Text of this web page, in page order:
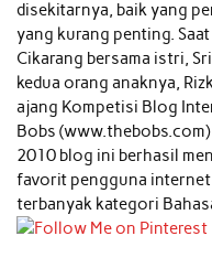
disekitarnya, baik yang
yang kurang penting.
Cikarang bersama istri,
kedua orang anaknya,
ajang Kompetisi Blog
Bobs
2010 blog ini berhasil
favorit pengguna
terbanyak kategori